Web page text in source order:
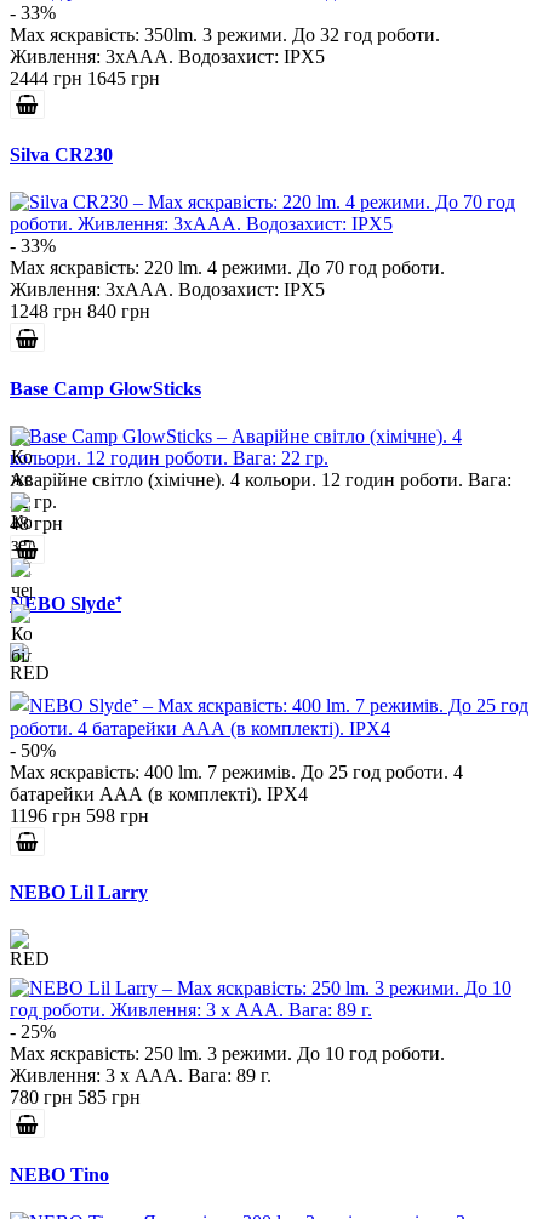
- 33%
Max яскравість: 350lm. 3 режими. До 32 год роботи.
Живлення: 3xAAA. Водозахист: IPX5
2444 грн 1645 грн
Silva CR230
- 33%
Max яскравість: 220 lm. 4 режими. До 70 год роботи.
Живлення: 3xAAA. Водозахист: IPX5
1248 грн 840 грн
Base Camp GlowSticks
Аварійне світло (хімічне). 4 кольори. 12 годин роботи. Вага:
22 гр.
48 грн
NEBO Slyde⁺
- 50%
Max яскравість: 400 lm. 7 режимів. До 25 год роботи. 4
батарейки ААА (в комплекті). IPX4
1196 грн 598 грн
NEBO Lil Larry
- 25%
Max яскравість: 250 lm. 3 режими. До 10 год роботи.
Живлення: 3 х ААА. Вага: 89 г.
780 грн 585 грн
NEBO Tino